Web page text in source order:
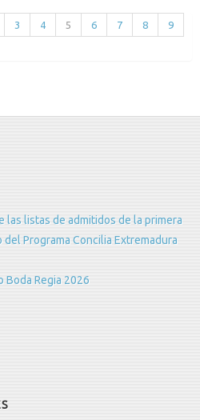
3 4 5 6 7 8 9
las listas de admitidos de la primera
Programa Concilia Extremadura
Boda Regia 2026